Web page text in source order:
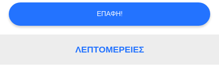
ΥΠΟΘΈΣΕΙΣ
ΕΠΑΦΉ!
ΛΕΠΤΟΜΈΡΕΙΕΣ